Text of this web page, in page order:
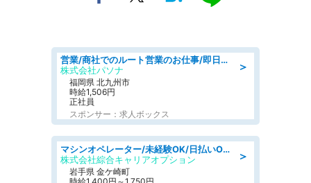
＞
営業/商社でのルート営業のお仕事/即日勤務可/車通勤可/営業
株式会社パソナ
福岡県 北九州市
時給1,506円
正社員
スポンサー：求人ボックス
＞
マシンオペレーター/未経験OK/日払いOK/寮完備/交替制/20・30・40代活躍中
株式会社綜合キャリアオプション
岩手県 金ケ崎町